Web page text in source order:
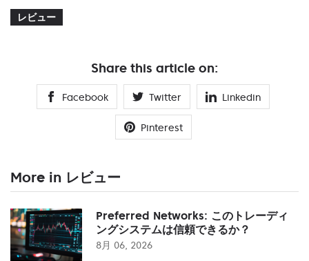
レビュー
Share this article on:
Facebook Twitter Linkedin
Pinterest
More in レビュー
Preferred Networks: このトレーディ
ングシステムは信頼できるか？
8月 06, 2026